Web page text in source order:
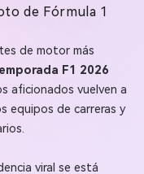
de Fórmula 1
de motor más
F1 2026
aficionados vuelven a
equipos de carreras y
viral se está